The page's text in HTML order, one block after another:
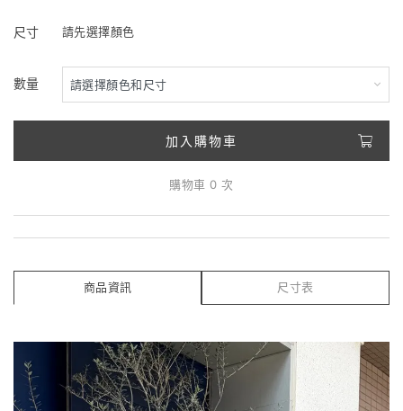
尺寸 請先選擇顏色
數量
加入購物車
購物車 0 次
商品資訊 尺寸表